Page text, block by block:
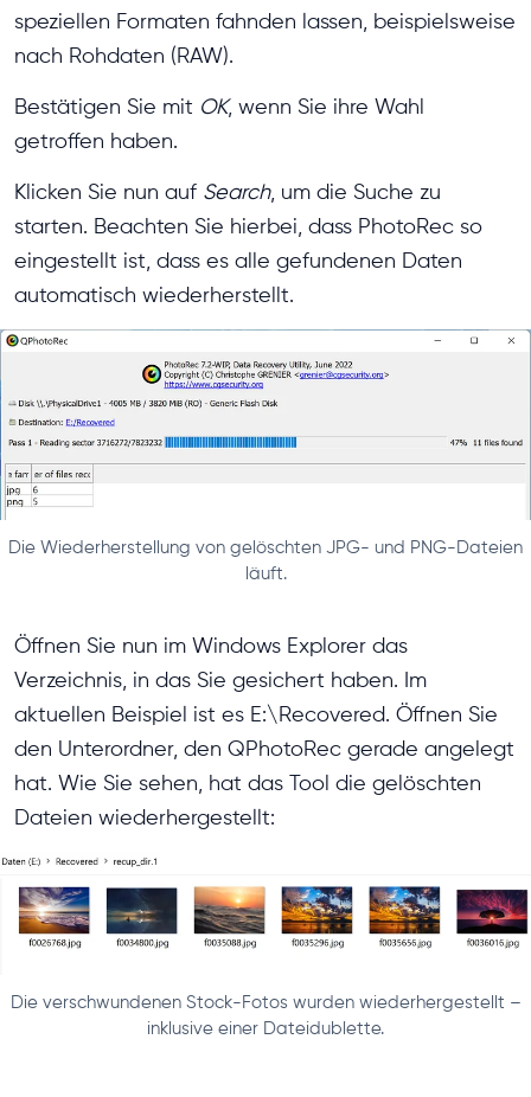
speziellen Formaten fahnden lassen, beispielsweise
nach Rohdaten (RAW).
Bestätigen Sie mit OK, wenn Sie ihre Wahl
getroffen haben.
Klicken Sie nun auf Search, um die Suche zu
starten. Beachten Sie hierbei, dass PhotoRec so
eingestellt ist, dass es alle gefundenen Daten
automatisch wiederherstellt.
Die Wiederherstellung von gelöschten JPG- und PNG-Dateien
läuft.
Öffnen Sie nun im Windows Explorer das
Verzeichnis, in das Sie gesichert haben. Im
aktuellen Beispiel ist es E:\Recovered. Öffnen Sie
den Unterordner, den QPhotoRec gerade angelegt
hat. Wie Sie sehen, hat das Tool die gelöschten
Dateien wiederhergestellt:
Die verschwundenen Stock-Fotos wurden wiederhergestellt –
inklusive einer Dateidublette.